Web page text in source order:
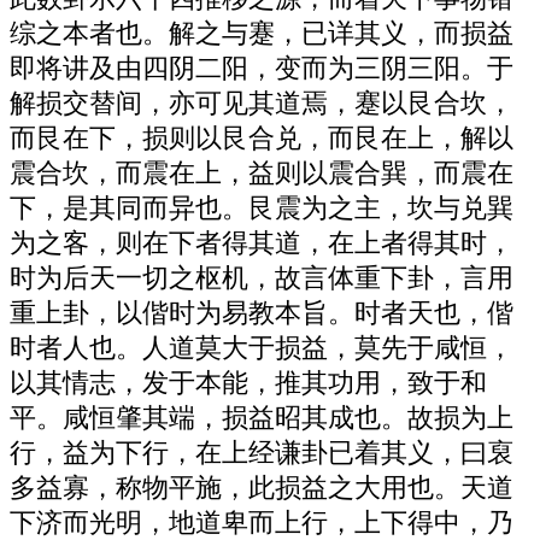
综之本者也。解之与蹇，已详其义，而损益
即将讲及由四阴二阳，变而为三阴三阳。于
解损交替间，亦可见其道焉，蹇以艮合坎，
而艮在下，损则以艮合兑，而艮在上，解以
震合坎，而震在上，益则以震合巽，而震在
下，是其同而异也。艮震为之主，坎与兑巽
为之客，则在下者得其道，在上者得其时，
时为后天一切之枢机，故言体重下卦，言用
重上卦，以偕时为易教本旨。时者天也，偕
时者人也。人道莫大于损益，莫先于咸恒，
以其情志，发于本能，推其功用，致于和
平。咸恒肇其端，损益昭其成也。故损为上
行，益为下行，在上经谦卦已着其义，曰裒
多益寡，称物平施，此损益之大用也。天道
下济而光明，地道卑而上行，上下得中，乃